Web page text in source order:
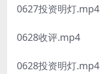
0627投资明灯.mp4
0628收评.mp4
0628投资明灯.mp4